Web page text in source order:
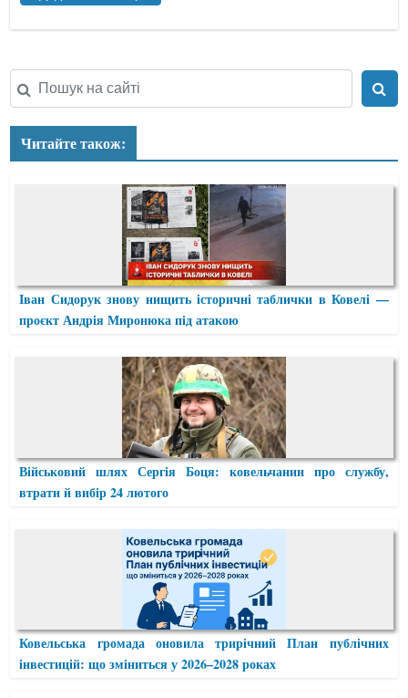
Читайте також:
Іван Сидорук знову нищить історичні таблички в Ковелі —
проєкт Андрія Миронюка під атакою
Військовий шлях Сергія Боця: ковельчанин про службу,
втрати й вибір 24 лютого
Ковельська громада оновила трирічний План публічних
інвестицій: що зміниться у 2026–2028 роках